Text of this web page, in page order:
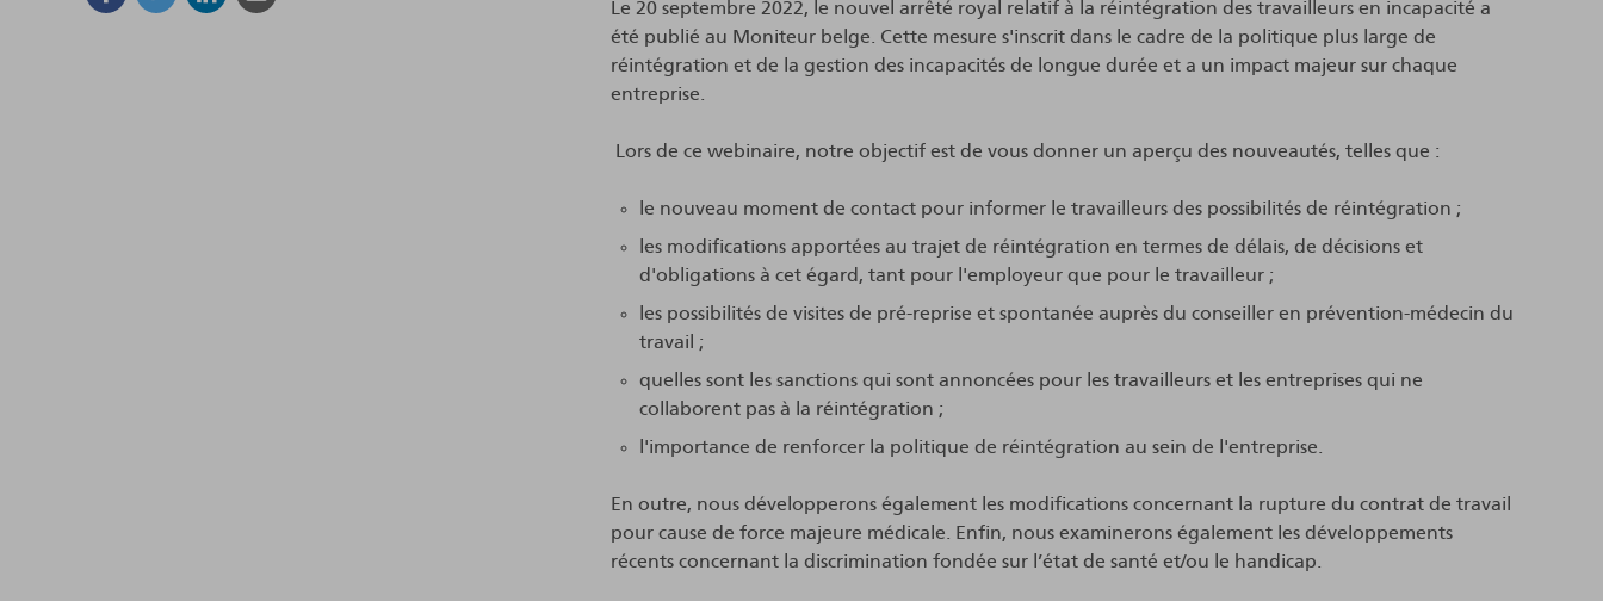
Le 20 septembre 2022, le nouvel arrêté royal relatif à la réintégration des travailleurs en incapacité a
été publié au Moniteur belge. Cette mesure s'inscrit dans le cadre de la politique plus large de
réintégration et de la gestion des incapacités de longue durée et a un impact majeur sur chaque
entreprise.
Lors de ce webinaire, notre objectif est de vous donner un aperçu des nouveautés, telles que :
le nouveau moment de contact pour informer le travailleurs des possibilités de réintégration ;
les modifications apportées au trajet de réintégration en termes de délais, de décisions et
d'obligations à cet égard, tant pour l'employeur que pour le travailleur ;
les possibilités de visites de pré-reprise et spontanée auprès du conseiller en prévention-médecin du
travail ;
quelles sont les sanctions qui sont annoncées pour les travailleurs et les entreprises qui ne
collaborent pas à la réintégration ;
l'importance de renforcer la politique de réintégration au sein de l'entreprise.
En outre, nous développerons également les modifications concernant la rupture du contrat de travail
pour cause de force majeure médicale. Enfin, nous examinerons également les développements
récents concernant la discrimination fondée sur l’état de santé et/ou le handicap.